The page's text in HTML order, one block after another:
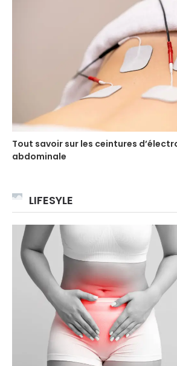
Tout savoir sur les ceintures
abdominale
LIFESYLE